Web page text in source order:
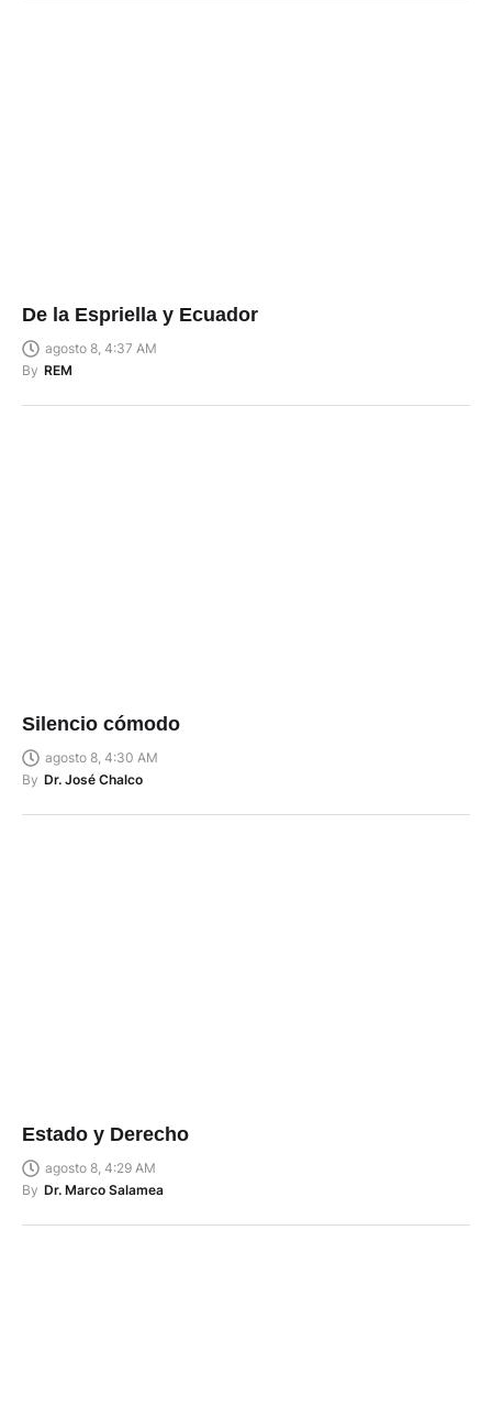
De la Espriella y Ecuador
agosto 8, 4:37 AM
By REM
Silencio cómodo
agosto 8, 4:30 AM
By Dr. José Chalco
Estado y Derecho
agosto 8, 4:29 AM
By Dr. Marco Salamea